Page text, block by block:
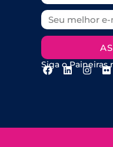
Siga o Paineiras